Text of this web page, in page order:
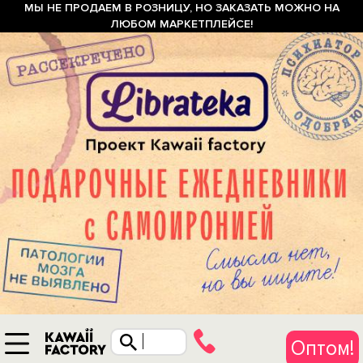
МЫ НЕ ПРОДАЕМ В РОЗНИЦУ, НО ЗАКАЗАТЬ МОЖНО НА
ЛЮБОМ МАРКЕТПЛЕЙСЕ!
Оптом!